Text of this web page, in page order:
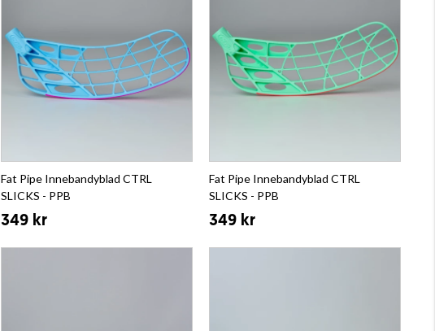
Fat Pipe Innebandyblad CTRL
SLICKS - PPB
349 kr
Fat Pipe Innebandyblad CTRL
SLICKS - PPB
349 kr